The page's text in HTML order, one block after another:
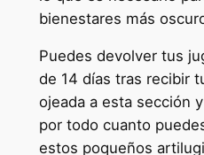
bienestares más
Puedes devolver tus
de 14 días tras recibir
ojeada a esta sección
por todo cuanto
estos poqueños